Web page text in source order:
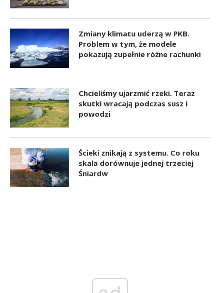
Zmiany klimatu uderzą w PKB.
Problem w tym, że modele
pokazują zupełnie różne rachunki
Chcieliśmy ujarzmić rzeki. Teraz
skutki wracają podczas susz i
powodzi
Ścieki znikają z systemu. Co roku
skala dorównuje jednej trzeciej
Śniardw